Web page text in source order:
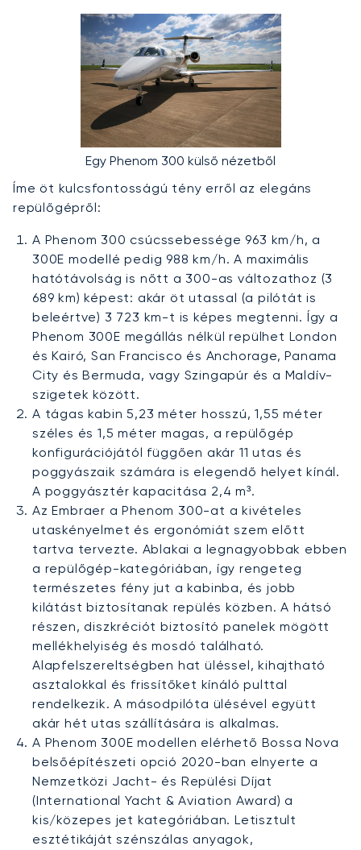
Egy Phenom 300 külső nézetből
Íme öt kulcsfontosságú tény erről az elegáns
repülőgépről:
A Phenom 300 csúcssebessége 963 km/h, a
300E modellé pedig 988 km/h. A maximális
hatótávolság is nőtt a 300-as változathoz (3
689 km) képest: akár öt utassal (a pilótát is
beleértve) 3 723 km-t is képes megtenni. Így a
Phenom 300E megállás nélkül repülhet London
és Kairó, San Francisco és Anchorage, Panama
City és Bermuda, vagy Szingapúr és a Maldív-
szigetek között.
A tágas kabin 5,23 méter hosszú, 1,55 méter
széles és 1,5 méter magas, a repülőgép
konfigurációjától függően akár 11 utas és
poggyászaik számára is elegendő helyet kínál.
A poggyásztér kapacitása 2,4 m³.
Az Embraer a Phenom 300-at a kivételes
utaskényelmet és ergonómiát szem előtt
tartva tervezte. Ablakai a legnagyobbak ebben
a repülőgép-kategóriában, így rengeteg
természetes fény jut a kabinba, és jobb
kilátást biztosítanak repülés közben. A hátsó
részen, diszkréciót biztosító panelek mögött
mellékhelyiség és mosdó található.
Alapfelszereltségben hat üléssel, kihajtható
asztalokkal és frissítőket kínáló pulttal
rendelkezik. A másodpilóta ülésével együtt
akár hét utas szállítására is alkalmas.
A Phenom 300E modellen elérhető Bossa Nova
belsőépítészeti opció 2020-ban elnyerte a
Nemzetközi Jacht- és Repülési Díjat
(International Yacht & Aviation Award) a
kis/közepes jet kategóriában. Letisztult
esztétikáját szénszálas anyagok,